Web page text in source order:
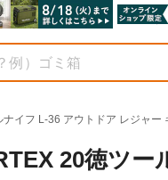
イフ L-36 アウトドア レジャ
20徳ツ